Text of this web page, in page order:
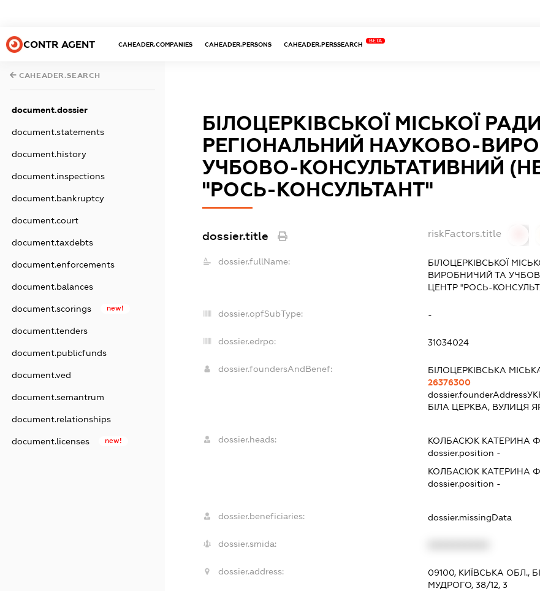
CONTR AGENT CAHEADER.COMPANIES CAHEADER.PERSONS CAHEADER.PERSSEARCH
BETA
CAHEADER.SEARCH
document.dossier
document.statements
document.history
document.inspections
document.bankruptcy
document.court
document.taxdebts
document.enforcements
document.balances
document.scorings new!
document.tenders
document.publicfunds
document.ved
document.semantrum
document.relationships
document.licenses new!
БІЛОЦЕРКІВСЬКОЇ МІСЬКОЇ РАДИ
РЕГІОНАЛЬНИЙ НАУКОВО-
УЧБОВО-КОНСУЛЬТАТИВНИЙ
"РОСЬ-КОНСУЛЬТАНТ"
dossier.title riskFactors.title
dossier.fullName:
БІЛОЦЕРКІВСЬКОЇ
ВИРОБНИЧИЙ ТА
ЦЕНТР "РОСЬ-
dossier.opfSubType: -
dossier.edrpo: 31034024
dossier.foundersAndBenef:
БІЛОЦЕРКІВСЬКА
26376300
dossier.founderAddress
БІЛА ЦЕРКВА, ВУЛИЦЯ
dossier.heads: КОЛБАСЮК КАТЕРИНА
dossier.position -
КОЛБАСЮК КАТЕРИНА
dossier.position -
dossier.beneficiaries: dossier.missingData
dossier.smida:
dossier.address:
09100, КИЇВСЬКА ОБЛ.,
МУДРОГО, 38/12, 3